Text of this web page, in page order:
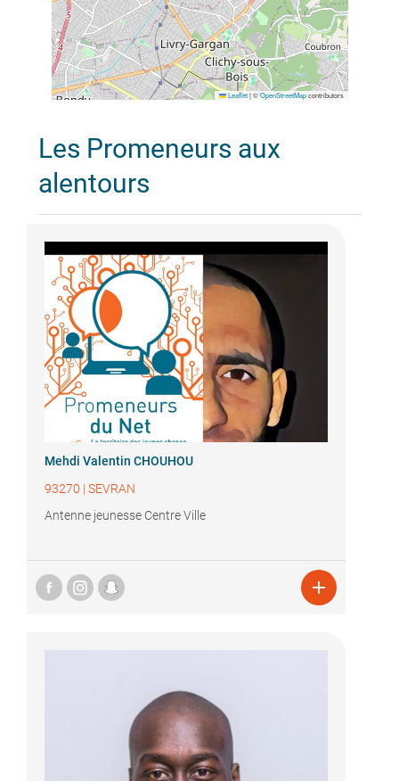
Leaflet |©OpenStreetMapcontributors
Les Promeneurs aux
alentours
Mehdi Valentin CHOUHOU
93270 | SEVRAN
Antenne jeunesse Centre Ville
